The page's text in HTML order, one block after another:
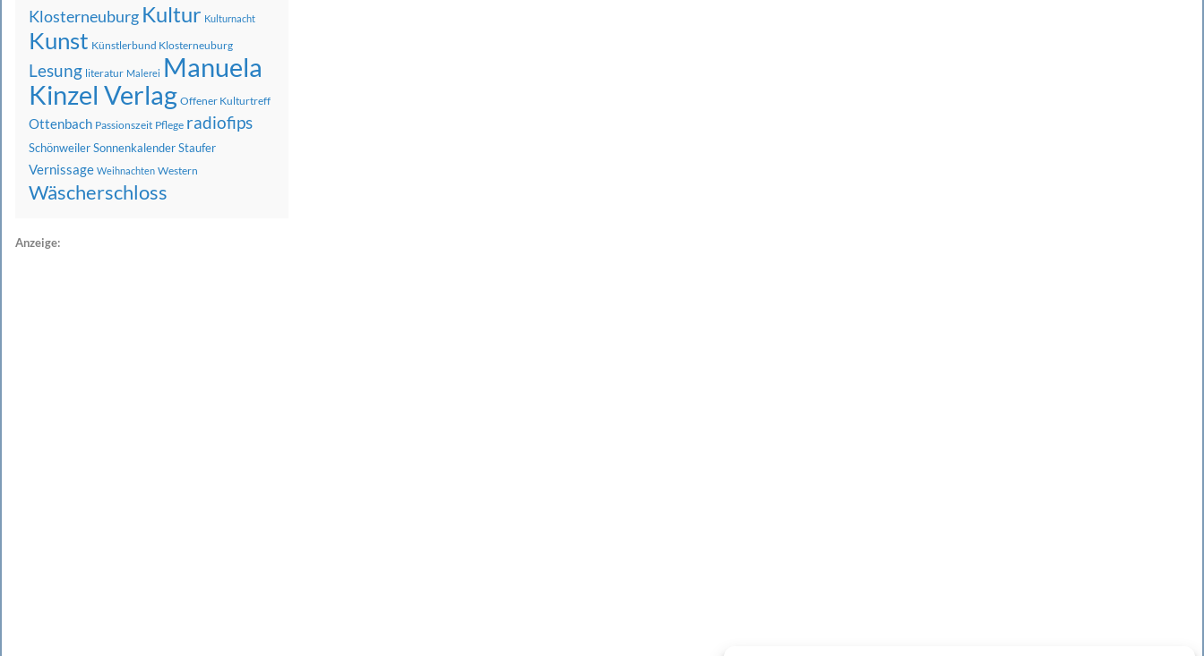
Klosterneuburg Kultur Kulturnacht
Kunst Künstlerbund Klosterneuburg
Lesung literatur Malerei Manuela
Kinzel Verlag Offener Kulturtreff
Ottenbach Passionszeit Pflege radiofips
SchönweilerSonnenkalenderStaufer
Vernissage Weihnachten Western
Wäscherschloss
Anzeige: